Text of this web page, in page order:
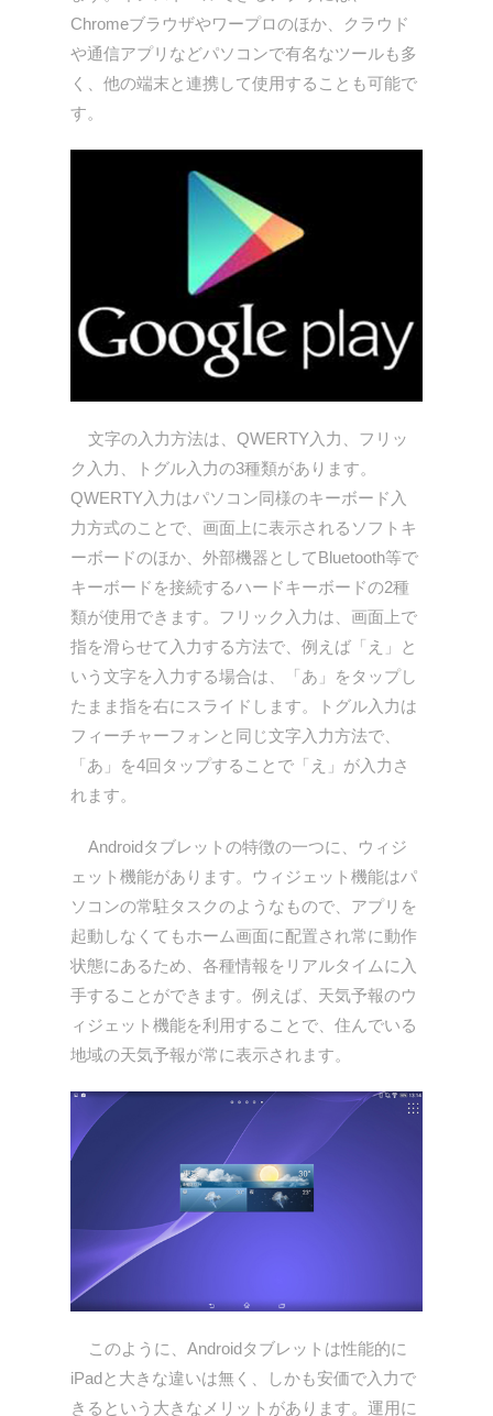
Chromeブラウザやワープロのほか、クラウド
や通信アプリなどパソコンで有名なツールも多
く、他の端末と連携して使用することも可能で
す。
文字の入力方法は、QWERTY入力、フリッ
ク入力、トグル入力の3種類があります。
QWERTY入力はパソコン同様のキーボード入
力方式のことで、画面上に表示されるソフトキ
ーボードのほか、外部機器としてBluetooth等で
キーボードを接続するハードキーボードの2種
類が使用できます。フリック入力は、画面上で
指を滑らせて入力する方法で、例えば「え」と
いう文字を入力する場合は、「あ」をタップし
たまま指を右にスライドします。トグル入力は
フィーチャーフォンと同じ文字入力方法で、
「あ」を4回タップすることで「え」が入力さ
れます。
Androidタブレットの特徴の一つに、ウィジ
ェット機能があります。ウィジェット機能はパ
ソコンの常駐タスクのようなもので、アプリを
起動しなくてもホーム画面に配置され常に動作
状態にあるため、各種情報をリアルタイムに入
手することができます。例えば、天気予報のウ
ィジェット機能を利用することで、住んでいる
地域の天気予報が常に表示されます。
このように、Androidタブレットは性能的に
iPadと大きな違いは無く、しかも安価で入力で
きるという大きなメリットがあります。運用に